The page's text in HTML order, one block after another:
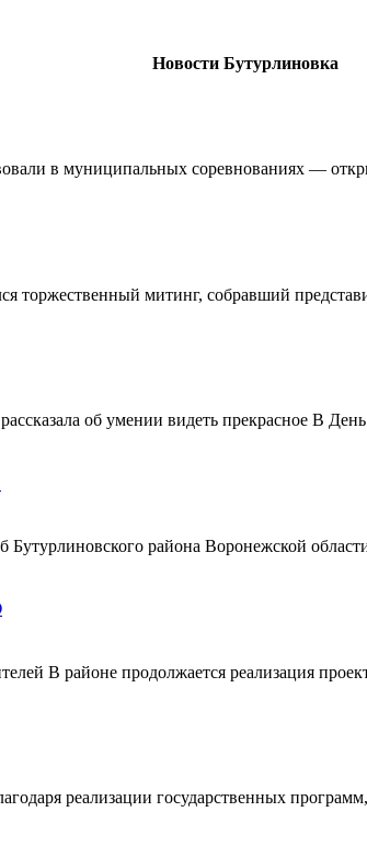
Новости Бутурлиновка
в муниципальных соревнованиях —
торжественный митинг, собравший
об умении видеть прекрасное В
Бутурлиновского района Воронежской
В районе продолжается реализация
реализации государственных